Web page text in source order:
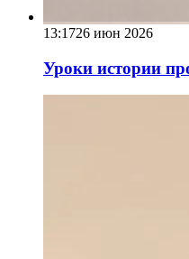
13:1726 июн 2026
Уроки истории